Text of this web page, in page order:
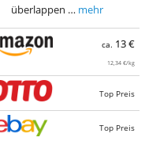
überlappen … mehr
ca. 13 €
12,34 €/kg
Top Preis
Top Preis